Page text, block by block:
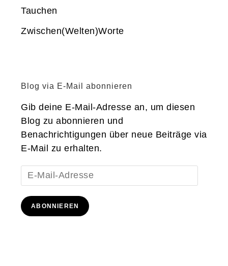
Tauchen
Zwischen(Welten)Worte
Blog via E-Mail abonnieren
Gib deine E-Mail-Adresse an, um diesen
Blog zu abonnieren und
Benachrichtigungen über neue Beiträge via
E-Mail zu erhalten.
E-
Mail-
Adresse
ABONNIEREN